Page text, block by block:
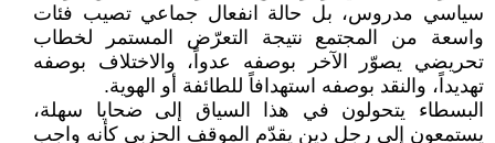
سياسي مدروس، بل حالة انفعال جماعي تصيب فئات
واسعة من المجتمع نتيجة التعرّض المستمر لخطاب
تحريضي يصوّر الآخر بوصفه عدواً، والاختلاف بوصفه
تهديداً، والنقد بوصفه استهدافاً للطائفة أو الهوية.
البسطاء يتحولون في هذا السياق إلى ضحايا سهلة،
يستمعون إلى رجل دين يقدّم الموقف الحزبي كأنه واجب